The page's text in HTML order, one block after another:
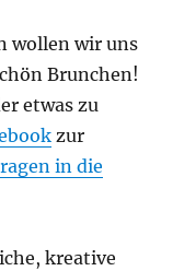
wollen wir uns
Brunchen!
etwas zu
zur
in die
kreative